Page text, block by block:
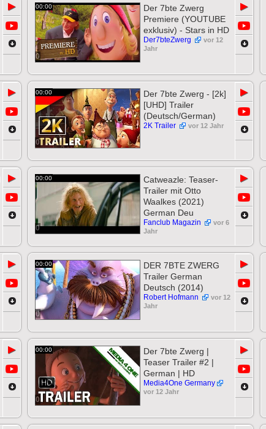
▶ 00:00
0
Der 7bte Zwerg
Premiere (YOUTUBE
exklusiv) - Stars in HD
Der7bteZwerg
vor 12
Jahr
▶
▶ 00:00
0
Der 7bte Zwerg - [2k]
[UHD] Trailer
(Deutsch/German)
2K Trailer vor 12 Jahr
▶
▶ 00:00
0
Catweazle: Teaser-
Trailer mit Otto
Waalkes (2021)
German Deu
Fanclub Magazin
vor 6
Jahr
▶
▶ 00:00
0
DER 7BTE ZWERG
Trailer German
Deutsch (2014)
Robert Hofmann
vor 12
Jahr
▶
▶ 00:00
0
Der 7bte Zwerg |
Teaser Trailer #2 |
German | HD
Media4One Germany
vor 12 Jahr
▶